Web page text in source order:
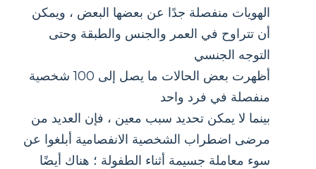
الهويات منفصلة جدًا عن بعضها البعض ، ويمكن
أن تتراوح في العمر والجنس والطبقة وحتى
التوجه الجنسي
أظهرت بعض الحالات ما يصل إلى 100 شخصية
منفصلة في فرد واحد
بينما لا يمكن تحديد سبب معين ، فإن العديد من
مرضى اضطراب الشخصية الانفصامية أبلغوا عن
سوء معاملة جسيمة أثناء الطفولة ؛ هناك أيضًا